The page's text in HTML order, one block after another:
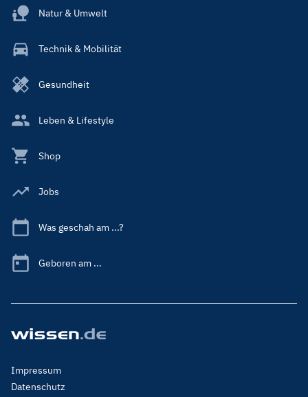
Natur & Umwelt
Technik & Mobilität
Gesundheit
Leben & Lifestyle
Shop
Jobs
Was geschah am ...?
Geboren am ...
Footer
Menu
Impressum
Datenschutz